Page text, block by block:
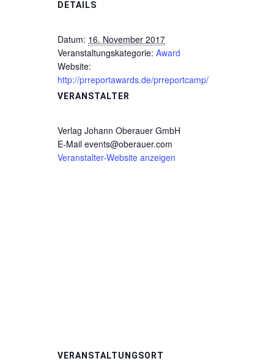
DETAILS
Datum: 16. November 2017
Veranstaltungskategorie: Award
Website:
http://prreportawards.de/prreportcamp/
VERANSTALTER
Verlag Johann Oberauer GmbH
E-Mail events@oberauer.com
Veranstalter-Website anzeigen
VERANSTALTUNGSORT